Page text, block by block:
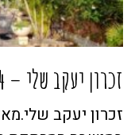
זכרון יעקב שלי – 24 שעות של יום הולדת
זכרון יעקב